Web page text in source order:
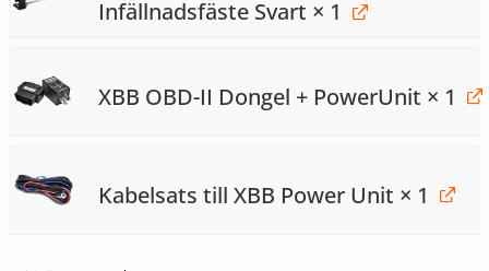
Infällnadsfäste Svart × 1
XBB OBD-II Dongel + PowerUnit × 1
Kabelsats till XBB Power Unit × 1